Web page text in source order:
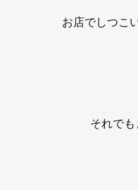
お店でしつこ
それで